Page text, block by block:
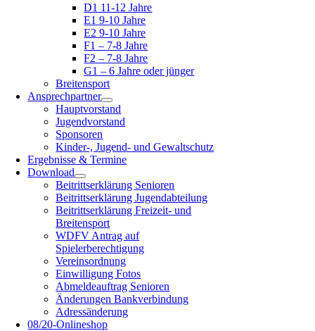
D1 11-12 Jahre
E1 9-10 Jahre
E2 9-10 Jahre
F1 – 7-8 Jahre
F2 – 7-8 Jahre
G1 – 6 Jahre oder jünger
Breitensport
Ansprechpartner
Hauptvorstand
Jugendvorstand
Sponsoren
Kinder-, Jugend- und Gewaltschutz
Ergebnisse & Termine
Download
Beitrittserklärung Senioren
Beitrittserklärung Jugendabteilung
Beitrittserklärung Freizeit- und
Breitensport
WDFV Antrag auf
Spielerberechtigung
Vereinsordnung
Einwilligung Fotos
Abmeldeauftrag Senioren
Änderungen Bankverbindung
Adressänderung
08/20-Onlineshop